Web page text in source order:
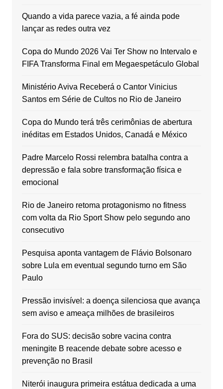
Quando a vida parece vazia, a fé ainda pode
lançar as redes outra vez
Copa do Mundo 2026 Vai Ter Show no Intervalo e
FIFA Transforma Final em Megaespetáculo Global
Ministério Aviva Receberá o Cantor Vinicius
Santos em Série de Cultos no Rio de Janeiro
Copa do Mundo terá três cerimônias de abertura
inéditas em Estados Unidos, Canadá e México
Padre Marcelo Rossi relembra batalha contra a
depressão e fala sobre transformação física e
emocional
Rio de Janeiro retoma protagonismo no fitness
com volta da Rio Sport Show pelo segundo ano
consecutivo
Pesquisa aponta vantagem de Flávio Bolsonaro
sobre Lula em eventual segundo turno em São
Paulo
Pressão invisível: a doença silenciosa que avança
sem aviso e ameaça milhões de brasileiros
Fora do SUS: decisão sobre vacina contra
meningite B reacende debate sobre acesso e
prevenção no Brasil
Niterói inaugura primeira estátua dedicada a uma